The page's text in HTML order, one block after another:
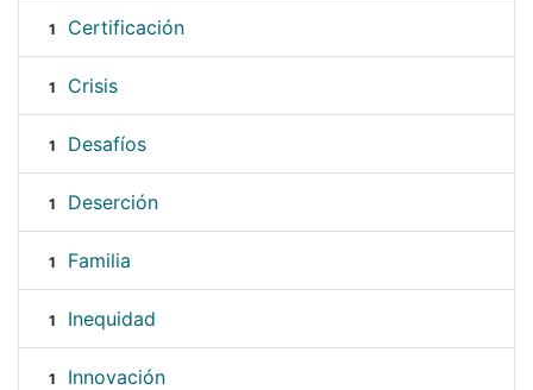
1 Certificación
1 Crisis
1 Desafíos
1 Deserción
1 Familia
1 Inequidad
1 Innovación